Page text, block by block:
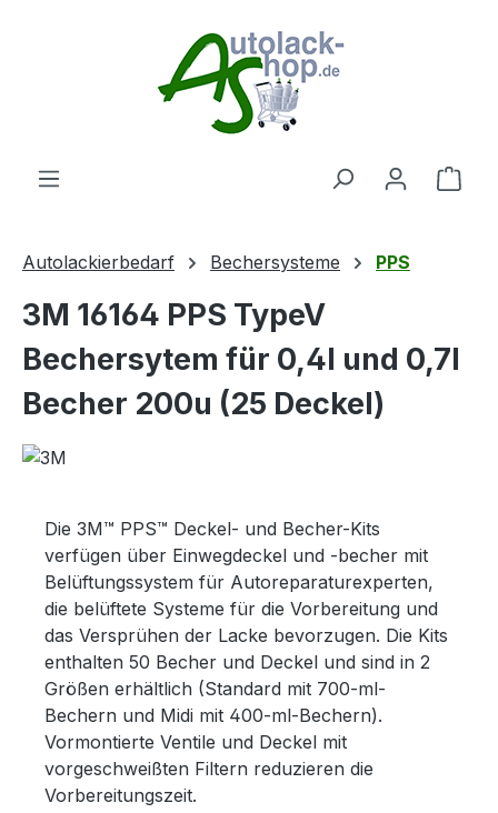
Autolackierbedarf Bechersysteme PPS
3M 16164 PPS TypeV
Bechersytem für 0,4l und 0,7l
Becher 200u (25 Deckel)
Die 3M™ PPS™ Deckel- und Becher-Kits
verfügen über Einwegdeckel und -becher mit
Belüftungssystem für Autoreparaturexperten,
die belüftete Systeme für die Vorbereitung und
das Versprühen der Lacke bevorzugen. Die Kits
enthalten 50 Becher und Deckel und sind in 2
Größen erhältlich (Standard mit 700-ml-
Bechern und Midi mit 400-ml-Bechern).
Vormontierte Ventile und Deckel mit
vorgeschweißten Filtern reduzieren die
Vorbereitungszeit.